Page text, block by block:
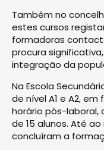
Também no
estes cursos
formadoras
procura
integração da
Na Escola
de nível A1 e A2,
horário pós-
de 15 alunos. Até
concluíram a